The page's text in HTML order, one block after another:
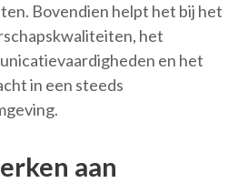
Bovendien helpt het bij het
het
en het
in een steeds
aan